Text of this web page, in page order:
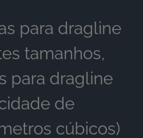
para dragline
tamanhos,
para dragline
de
cúbicos)